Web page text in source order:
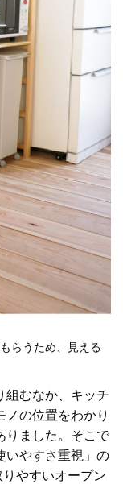
らうため、見える
組むなか、キッチ
ノの位置をわかり
りました。そこで
いやすさ重視」の
やすいオープン